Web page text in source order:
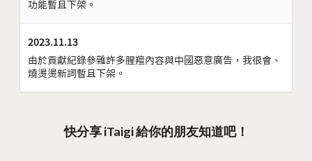
功能暫且下架。
2023.11.13
由於貢獻紀錄參雜許多腥羶內容與中國惡意廣告，我很會、
燒燙燙新詞暫且下架。
快分享 iTaigi 給你的朋友知道吧！